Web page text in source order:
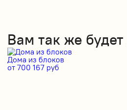
Вам так же
Дома из блоков
от 700 167 руб